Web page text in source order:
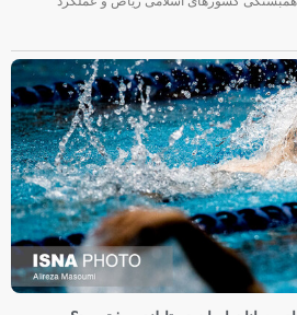
کشورهای اسلامی ریاض و عملکرد